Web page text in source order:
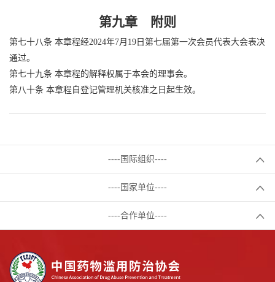
第九章 附则
第七十八条 本章程经2024年7月19日第七届第一次会员代表大会表决
通过。
第七十九条 本章程的解释权属于本会的理事会。
第八十条 本章程自登记管理机关核准之日起生效。
----国际组织----
----国家单位----
----合作单位----